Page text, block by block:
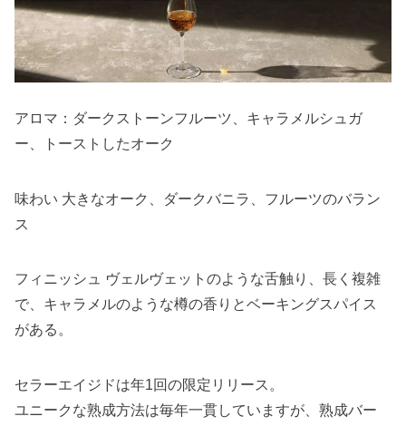
アロマ：ダークストーンフルーツ、キャラメルシュガ
ー、トーストしたオーク
味わい 大きなオーク、ダークバニラ、フルーツのバラン
ス
フィニッシュ ヴェルヴェットのような舌触り、長く複雑
で、キャラメルのような樽の香りとベーキングスパイス
がある。
セラーエイジドは年1回の限定リリース。
ユニークな熟成方法は毎年一貫していますが、熟成バー